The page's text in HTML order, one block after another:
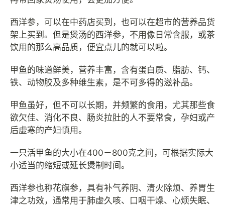
西洋参，可以在中药店买到，也可以在超市的营养品货
架上买到。但是煲汤的西洋参，不用像日常含服，或茶
饮用的那么高品质，便宜点儿的就可以啦。
甲鱼的味道鲜美，营养丰富，含有蛋白质、脂肪、钙、
铁、动物胶及多种维生素，是不可多得的滋补品。
甲鱼虽好，但不可以长期，并频繁的食用，尤其那些食
欲欠佳、消化不良、肠炎拉肚的人不要常食，孕妇或产
后虚寒的产妇慎用。
一只活甲鱼的大小在400－800克之间，可根据实际大
小适当的缩短或延长煲制时间。
西洋参也称花旗参，具有补气养阴、清火除烦、养胃生
津之功效，通常用于肺虚久咳、口咽干燥、心烦失眠、